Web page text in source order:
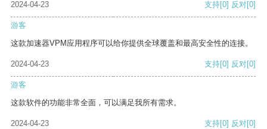
2024-04-23 支持[0] 反对[0]
游客
这款加速器VPM应用程序可以给你提供全球覆盖和最高安全性的连接。
2024-04-23 支持[0] 反对[0]
游客
这款软件的功能非常全面，可以满足我所有需求。
2024-04-23 支持[0] 反对[0]